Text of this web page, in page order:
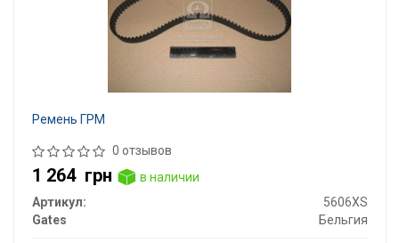
Ремень ГРМ
0 отзывов
1 264 грн
в наличии
Артикул:
5606XS
Gates
Бельгия